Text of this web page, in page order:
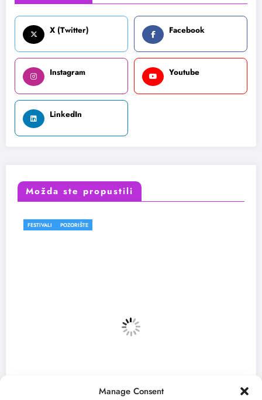
Manage Consent
X (Twitter) Facebook
Instagram Youtube
LinkedIn
Možda ste propustili